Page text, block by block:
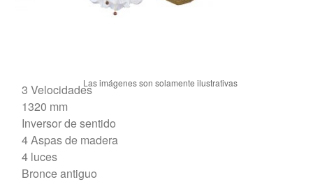
3 Velocidades
1320 mm
Inversor de sentido
4 Aspas de madera
4 luces
Bronce antiguo